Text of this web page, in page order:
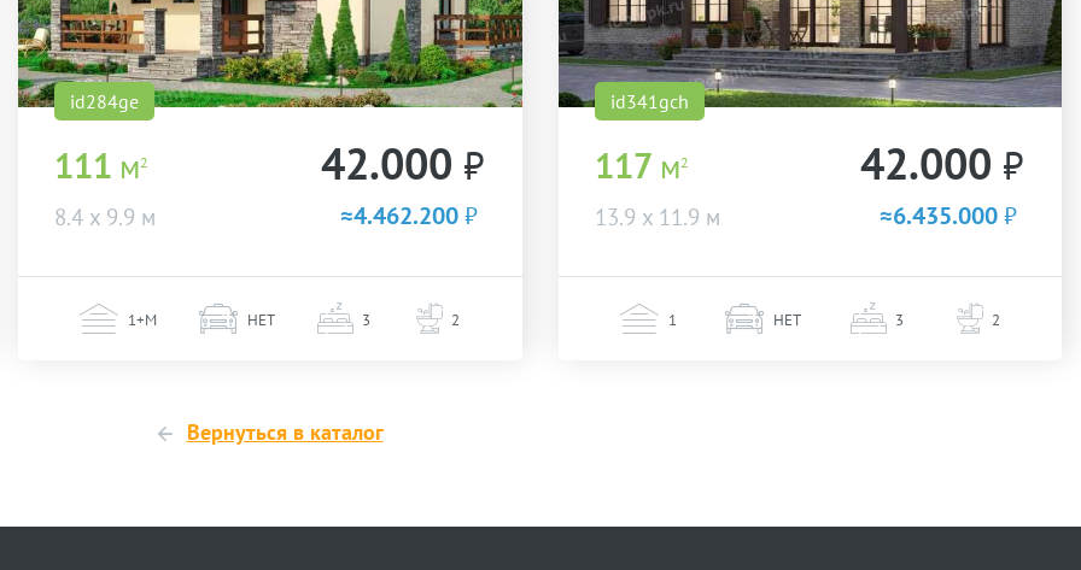
id284ge
111 м2
8.4 х 9.9 м
42.000 ₽
≈4.462.200₽
1+М НЕТ 3 2
id341gch
117 м2
13.9 х 11.9 м
42.000 ₽
≈6.435.000₽
1 НЕТ 3 2
Вернуться в каталог